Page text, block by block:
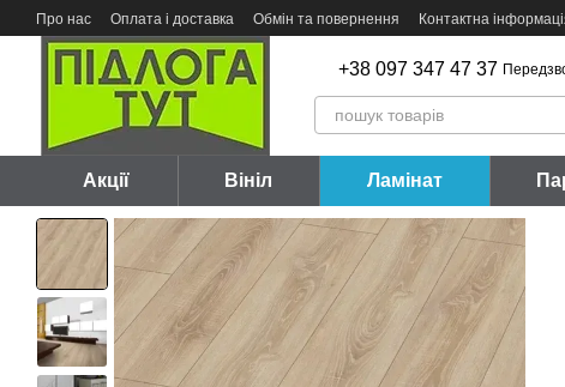
Перейти до основного контенту
Про нас Оплата і доставка Обмін та повернення Контактна
+38 097 347 47 37
Акції Вініл Ламінат